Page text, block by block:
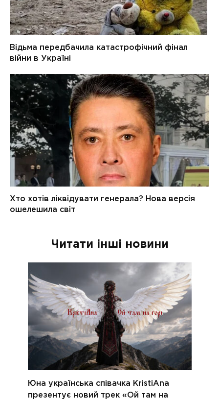
Читати інші новини
Юна українська співачка KristiAna
презентує новий трек «Ой там на